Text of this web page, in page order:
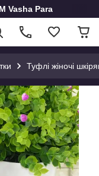
Vasha Para
Туфлі жіночі